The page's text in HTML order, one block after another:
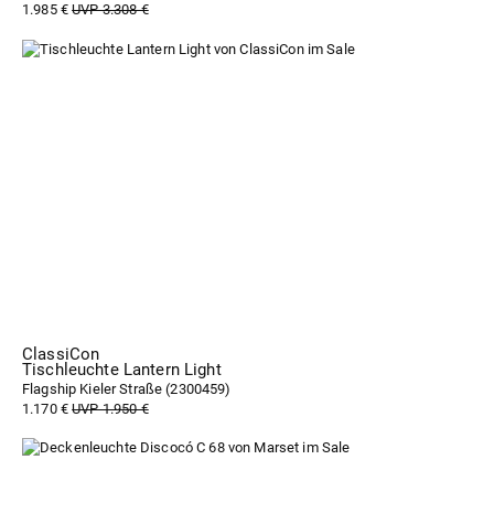
1.985 €UVP 3.308 €
ClassiCon
Tischleuchte Lantern Light
Flagship Kieler Straße (2300459)
1.170 €UVP 1.950 €